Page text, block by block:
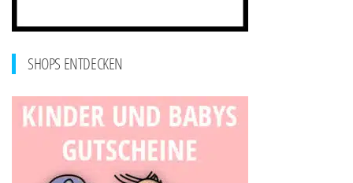
SHOPS ENTDECKEN